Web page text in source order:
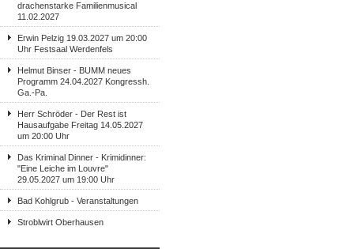
drachenstarke Familienmusical
11.02.2027
Erwin Pelzig 19.03.2027 um 20:00
Uhr Festsaal Werdenfels
Helmut Binser - BUMM neues
Programm 24.04.2027 Kongressh.
Ga.-Pa.
Herr Schröder - Der Rest ist
Hausaufgabe Freitag 14.05.2027
um 20:00 Uhr
Das Kriminal Dinner - Krimidinner:
"Eine Leiche im Louvre"
29.05.2027 um 19:00 Uhr
Bad Kohlgrub - Veranstaltungen
Stroblwirt Oberhausen